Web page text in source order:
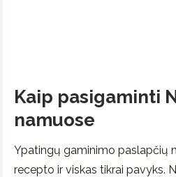
Kaip pasigaminti
namuose
Ypatingų gaminimo paslapčių
recepto ir viskas tikrai pavyks.